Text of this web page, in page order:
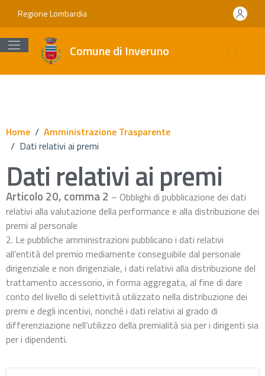
Vai ai contenuti
Vai al footer
Regione Lombardia
Comune di Inveruno
Home / Amministrazione Trasparente
/ Dati relativi ai premi
Dati relativi ai premi
Articolo 20, comma 2 – Obblighi di pubblicazione dei dati
relativi alla valutazione della performance e alla distribuzione dei
premi al personale
2. Le pubbliche amministrazioni pubblicano i dati relativi
all’entità del premio mediamente conseguibile dal personale
dirigenziale e non dirigenziale, i dati relativi alla distribuzione del
trattamento accessorio, in forma aggregata, al fine di dare
conto del livello di selettività utilizzato nella distribuzione dei
premi e degli incentivi, nonché i dati relativi al grado di
differenziazione nell’utilizzo della premialità sia per i dirigenti sia
per i dipendenti.